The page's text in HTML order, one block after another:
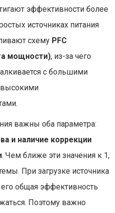
эффективности более
источниках питания
схему PFC
мощности), из-за чего
с большими
высокими
важны оба параметра:
и наличие коррекции
. Чем ближе эти значения к 1,
При загрузке источника
его общая эффективность
Поэтому важно